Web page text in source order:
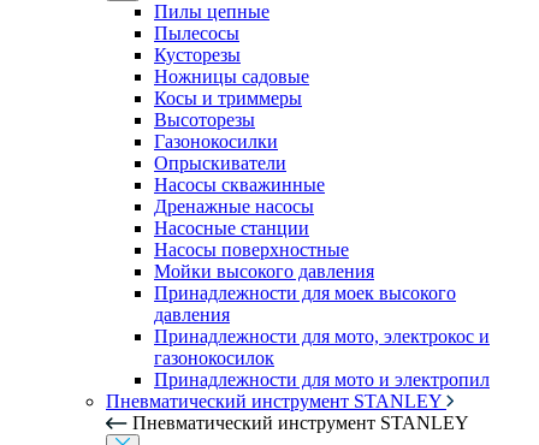
Пилы цепные
Пылесосы
Кусторезы
Ножницы садовые
Косы и триммеры
Высоторезы
Газонокосилки
Опрыскиватели
Насосы скважинные
Дренажные насосы
Насосные станции
Насосы поверхностные
Мойки высокого давления
Принадлежности для моек высокого
давления
Принадлежности для мото, электрокос и
газонокосилок
Принадлежности для мото и электропил
Пневматический инструмент STANLEY
Пневматический инструмент STANLEY